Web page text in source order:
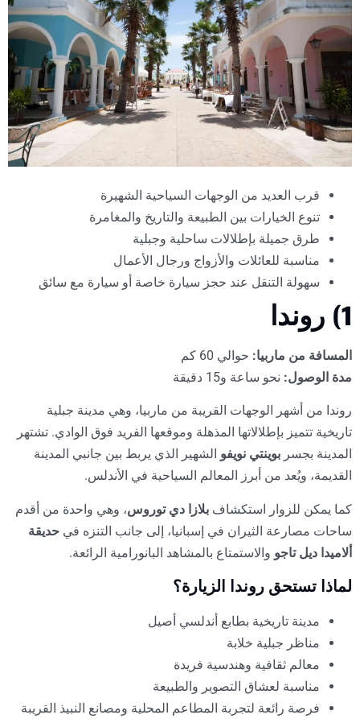
قرب العديد من الوجهات السياحية الشهيرة
تنوع الخيارات بين الطبيعة والتاريخ والمغامرة
طرق جميلة بإطلالات ساحلية وجبلية
مناسبة للعائلات والأزواج ورجال الأعمال
سهولة التنقل عند حجز سيارة خاصة أو سيارة مع سائق
1) روندا
المسافة من ماربيا: حوالي 60 كم
مدة الوصول: نحو ساعة و15 دقيقة
روندا من أشهر الوجهات القريبة من ماربيا، وهي مدينة جبلية
تاريخية تتميز بإطلالاتها المذهلة وموقعها الفريد فوق الوادي. تشتهر
المدينة بجسر بوينتي نويفو الشهير الذي يربط بين جانبي المدينة
القديمة، ويُعد من أبرز المعالم السياحية في الأندلس.
كما يمكن للزوار استكشاف بلازا دي توروس، وهي واحدة من أقدم
ساحات مصارعة الثيران في إسبانيا، إلى جانب التنزه في حديقة
ألاميدا ديل تاجو والاستمتاع بالمشاهد البانورامية الرائعة.
لماذا تستحق روندا الزيارة؟
مدينة تاريخية بطابع أندلسي أصيل
مناظر جبلية خلابة
معالم ثقافية وهندسية فريدة
مناسبة لعشاق التصوير والطبيعة
فرصة رائعة لتجربة المطاعم المحلية ومصانع النبيذ القريبة